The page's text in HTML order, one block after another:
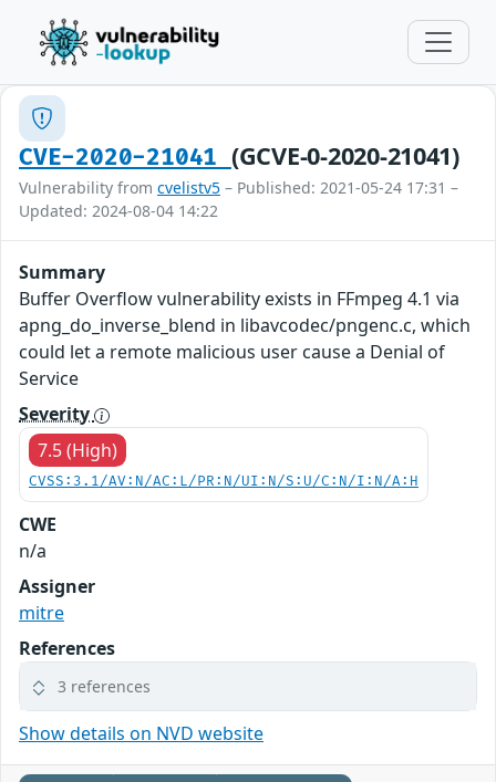
CVE-2020-21041 (GCVE-0-2020-21041)
Vulnerability from cvelistv5 – Published: 2021-05-24 17:31 –
Updated: 2024-08-04 14:22
Summary
Buffer Overflow vulnerability exists in FFmpeg 4.1 via
apng_do_inverse_blend in libavcodec/pngenc.c, which
could let a remote malicious user cause a Denial of
Service
Severity
7.5 (High)
CVSS:3.1/AV:N/AC:L/PR:N/UI:N/S:U/C:N/I:N/A:H
CWE
n/a
Assigner
mitre
References
3 references
Show details on NVD website